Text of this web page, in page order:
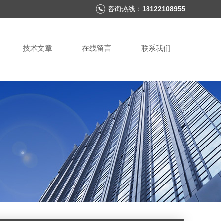
咨询热线： 18122108955
技术文章 在线留言 联系我们